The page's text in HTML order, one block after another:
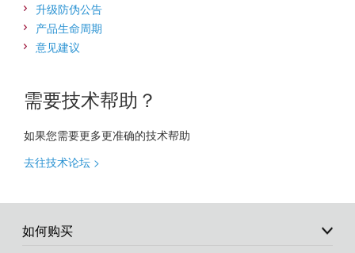
升级防伪公告
产品生命周期
意见建议
需要技术帮助？
如果您需要更多更准确的技术帮助
去往技术论坛 >
如何购买